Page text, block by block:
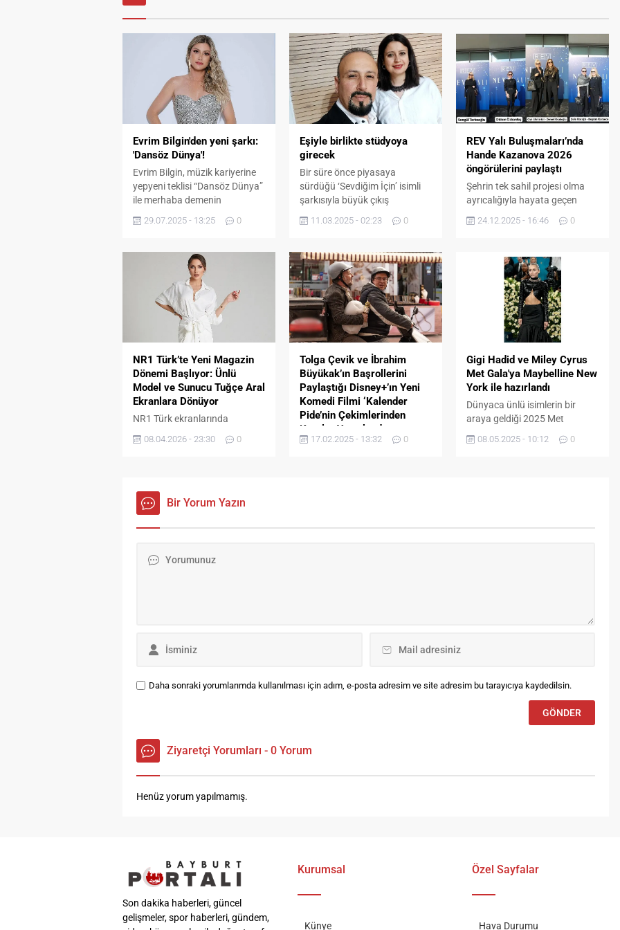
Evrim Bilgin'den yeni şarkı:
'Dansöz Dünya'!
Evrim Bilgin, müzik kariyerine
yepyeni teklisi “Dansöz Dünya”
ile merhaba demenin
heyecanını ve mutluluğunu
yaşıyor. Söz ve müziği Sezen
Yalmaz’ın güçlü
düzenlemesiyle hem duygusal
hem de ritmik bir anlatı
sunuyor. Evrim Bilgin’in
etkileyici yorumuyla hayat
bulan “Dansöz Dünya”,
modern sound’u ve güçlü
sözleriyle de dikkat...
29.07.2025 - 13:25 0
Eşiyle birlikte stüdyoya
girecek
Bir süre önce piyasaya
sürdüğü ‘Sevdiğim İçin’ isimli
şarkısıyla büyük çıkış
yakalayan Mehmet Mert
Dönmez, yeni şarkısı için eşi
giriyor. ‘Sevdiğim İçin’ isimli
şarkısı dijital platformlarda
‘tık’lanma rekoru kıran Mehmet
Mert Dönmez, eşine yazdığı
şarkısını eşiyle birlikte
seslendirmeye karar verdi.
Şarkısı için stüdyoya giren
Dönmez, ‘Eşim...
11.03.2025 - 02:23 0
REV Yalı Buluşmaları’nda
Hande Kazanova 2026
öngörülerini paylaştı
Şehrin tek sahil projesi olma
ayrıcalığıyla hayata geçen
Neva Yalı İzmir; ‘REV Yalı
Buluşmaları’ etkinlik serisi
Kazanova’yı ağırladı. Neva Yalı
İzmir’in tarihi mirasla çağdaş
mimariyi buluşturan
atmosferinde gerçekleşen
davette, “Neva Yalı’da Yalı
Yaşamı” konsepti de büyük ilgi
gördü. REV Holding’in İzmir’de
hayata geçirdiği yenilikçi ve
sıra dışı...
24.12.2025 - 16:46 0
NR1 Türk’te Yeni Magazin
Dönemi Başlıyor: Ünlü
Model ve Sunucu Tuğçe Aral
Ekranlara Dönüyor
NR1 Türk ekranlarında
izleyiciyle buluşmaya
hazırlanan yeni magazin
iddialı bir giriş yapmaya
hazırlanan program, güçlü
kadrosu ve dikkat çeken
uyandırıyor. Yapımcılığını Suat
08.04.2026 - 23:30 0
Tolga Çevik ve İbrahim
Büyükak’ın Başrollerini
Paylaştığı Disney+’ın Yeni
Komedi Filmi ‘Kalender
Pide’nin Çekimlerinden
Kareler Yayınlandı
The Walt Disney Company’nin
Fırat Parlak ve Koray Şahin’in
17.02.2025 - 13:32 0
Gigi Hadid ve Miley Cyrus
Met Gala'ya Maybelline New
York ile hazırlandı
Dünyaca ünlü isimlerin bir
araya geldiği 2025 Met
Gala’nın en beğenilen
isimleri Gigi Hadid ve Miley
York Işıltısı ile Bronz Görünüm
08.05.2025 - 10:12 0
Bir Yorum Yazın
Daha sonraki yorumlarımda kullanılması için adım, e-posta adresim ve site adresim bu tarayıcıya kaydedilsin.
Ziyaretçi Yorumları - 0 Yorum
Henüz yorum yapılmamış.
Son dakika haberleri, güncel
gelişmeler, spor haberleri, gündem,
Kurumsal
Künye
Özel Sayfalar
Hava Durumu